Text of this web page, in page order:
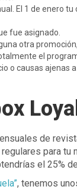
El 1 de enero
fue asignado.
otra
el
o causas ajenas
de
para
el 25%
, tenemos